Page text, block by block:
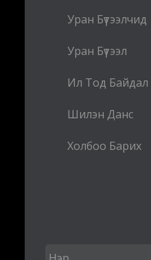
Уран Бүтээлчид
Уран Бүтээл
Ил Тод Байдал
Шилэн Данс
Холбоо Барих